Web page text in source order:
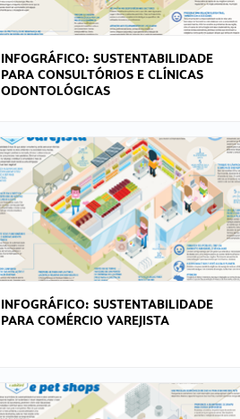
INFOGRÁFICO: SUSTENTABILIDADE
PARA CONSULTÓRIOS E CLÍNICAS
ODONTOLÓGICAS
INFOGRÁFICO: SUSTENTABILIDADE
PARA COMÉRCIO VAREJISTA